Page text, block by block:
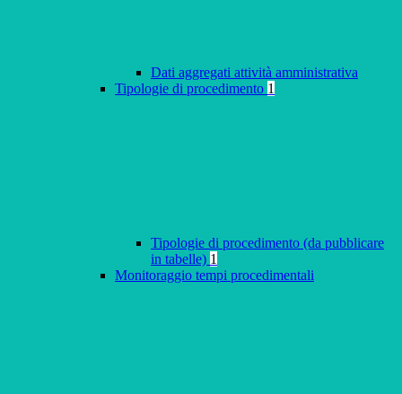
Dati aggregati attività amministrativa
Tipologie di procedimento 1
Tipologie di procedimento (da pubblicare
in tabelle) 1
Monitoraggio tempi procedimentali